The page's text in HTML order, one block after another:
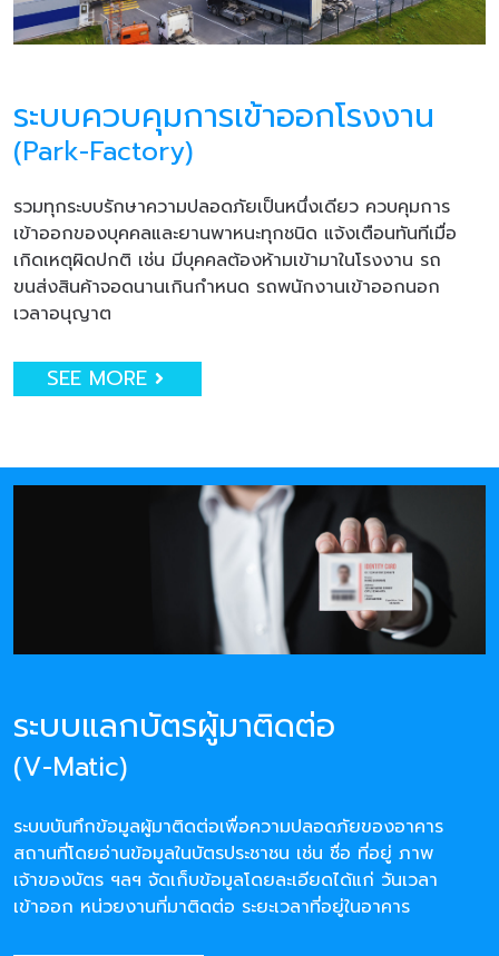
ระบบควบคุมการเข้าออกโรงงาน
(Park-Factory)
รวมทุกระบบรักษาความปลอดภัยเป็นหนึ่งเดียว ควบคุมการ
เข้าออกของบุคคลและยานพาหนะทุกชนิด แจ้งเตือนทันทีเมื่อ
เกิดเหตุผิดปกติ เช่น มีบุคคลต้องห้ามเข้ามาในโรงงาน รถ
ขนส่งสินค้าจอดนานเกินกำหนด รถพนักงานเข้าออกนอก
เวลาอนุญาต
SEE MORE
ระบบแลกบัตรผู้มาติดต่อ
(V-Matic)
ระบบบันทึกข้อมูลผู้มาติดต่อเพื่อความปลอดภัยของอาคาร
สถานที่โดยอ่านข้อมูลในบัตรประชาชน เช่น ชื่อ ที่อยู่ ภาพ
เจ้าของบัตร ฯลฯ จัดเก็บข้อมูลโดยละเอียดได้แก่ วันเวลา
เข้าออก หน่วยงานที่มาติดต่อ ระยะเวลาที่อยู่ในอาคาร